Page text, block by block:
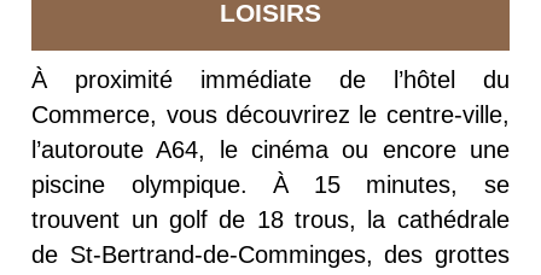
LOISIRS
À proximité immédiate de l’hôtel du
Commerce, vous découvrirez le centre-ville,
l’autoroute A64, le cinéma ou encore une
piscine olympique. À 15 minutes, se
trouvent un golf de 18 trous, la cathédrale
de St-Bertrand-de-Comminges, des grottes